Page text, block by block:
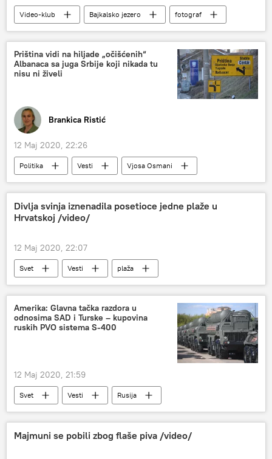
Video-klub Bajkalsko jezero
fotograf
virus korona
Priština vidi na hiljade „očišćenih“
Albanaca sa juga Srbije koji nikada tu
nisu ni živeli
Brankica Ristić
12 Maj 2020, 22:26
Politika Vesti
Vjosa Osmani
Nebojša Arsić
Medveđa Albanci
Divlja svinja iznenadila posetioce jedne plaže u
Hrvatskoj /video/
12 Maj 2020, 22:07
Svet Vesti
plaža
divlja svinja
Hrvatska Region
Amerika: Glavna tačka razdora u
odnosima SAD i Turske – kupovina
ruskih PVO sistema S-400
12 Maj 2020, 21:59
Svet Vesti
Rusija
Džejms Džefri
Vojska i naoružanje
Evropa
Majmuni se pobili zbog flaše piva /video/